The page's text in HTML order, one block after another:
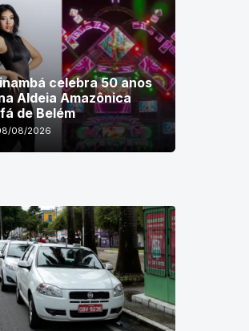
celebra 50 anos
Aldeia Amazônica
de Belém
08/2026